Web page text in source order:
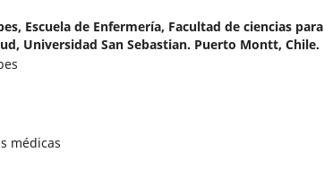
Escuela de Enfermería, Facultad de ciencias para
Universidad San Sebastian. Puerto Montt, Chile.
médicas